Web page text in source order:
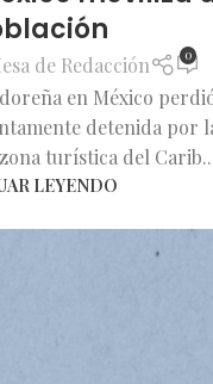
de Redacción 0
en México
detenida por
turística del
LEYENDO